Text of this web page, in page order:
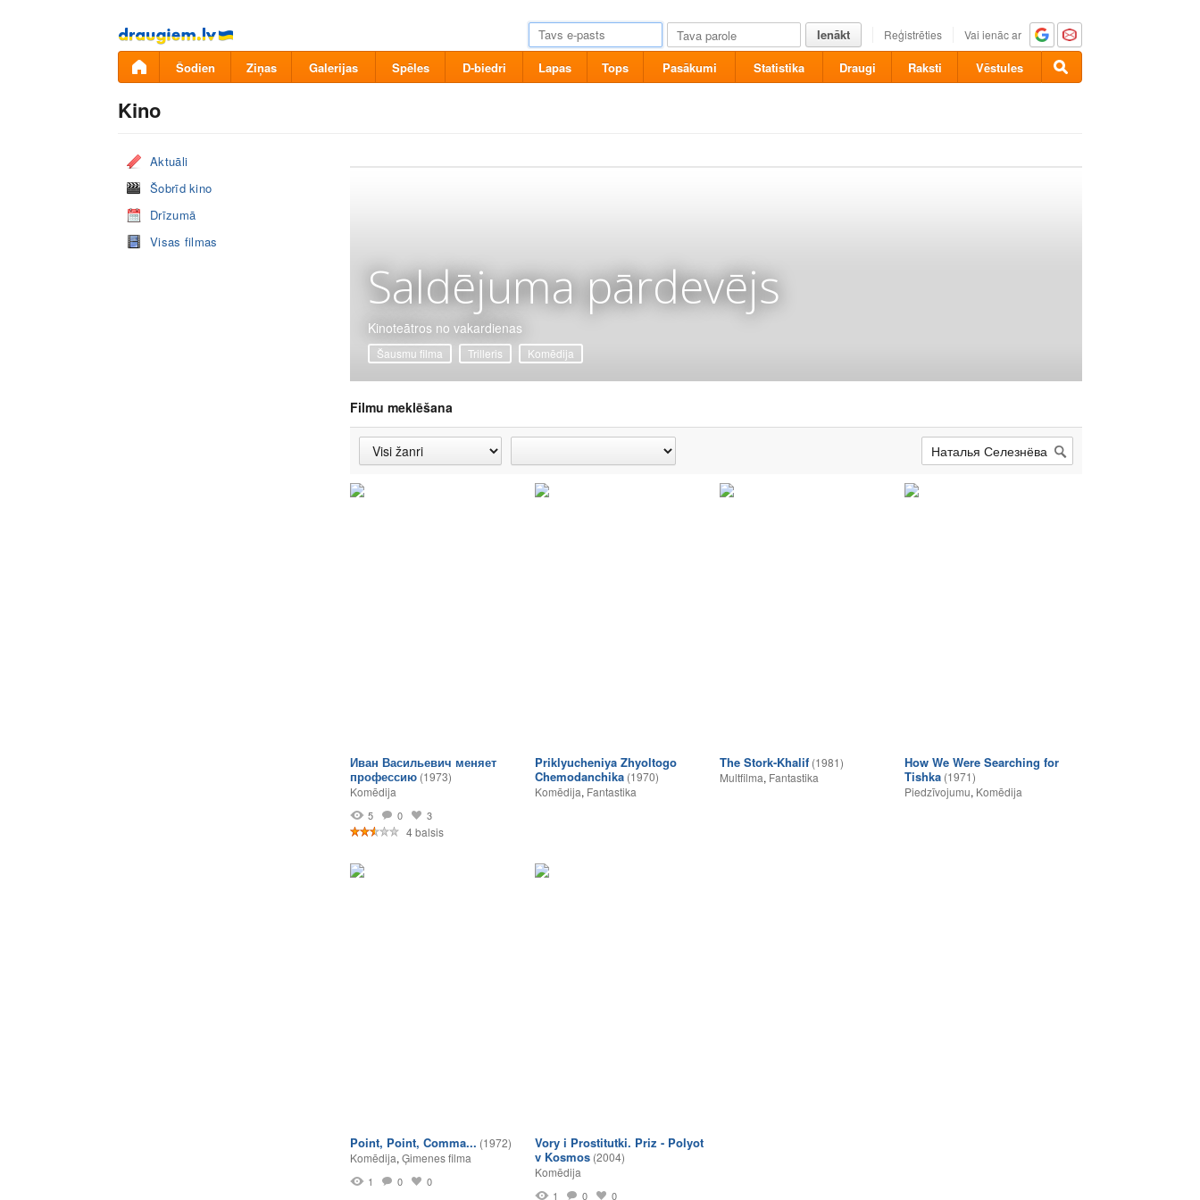
Pāriet
uz
saturu
Ienākt Reģistrēties Vai ienāc ar
Šodien Ziņas Galerijas Spēles D-biedri Lapas Tops Pasākumi Statistika Draugi Raksti Vēstules
Kino
Aktuāli
Šobrīd kino
Drīzumā
Visas filmas
Saldējuma pārdevējs
Kinoteātros no vakardienas
Šausmu filma Trilleris Komēdija
Filmu meklēšana
Иван Васильевич меняет
профессию (1973)
Komēdija
5 0 3
4 balsis
Priklyucheniya Zhyoltogo
Chemodanchika (1970)
Komēdija, Fantastika
The Stork-Khalif (1981)
Multfilma, Fantastika
How We Were Searching for
Tishka (1971)
Piedzīvojumu, Komēdija
Point, Point, Comma... (1972)
Komēdija, Ģimenes filma
1 0 0
Vory i Prostitutki. Priz - Polyot
v Kosmos (2004)
Komēdija
1 0 0